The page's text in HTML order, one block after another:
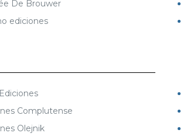
De Brouwer
ediciones
Complutense
Olejnik